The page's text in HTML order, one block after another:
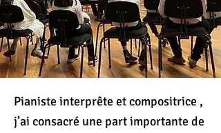
Pianiste interprête et compositrice ,
j’ai consacré une part importante de